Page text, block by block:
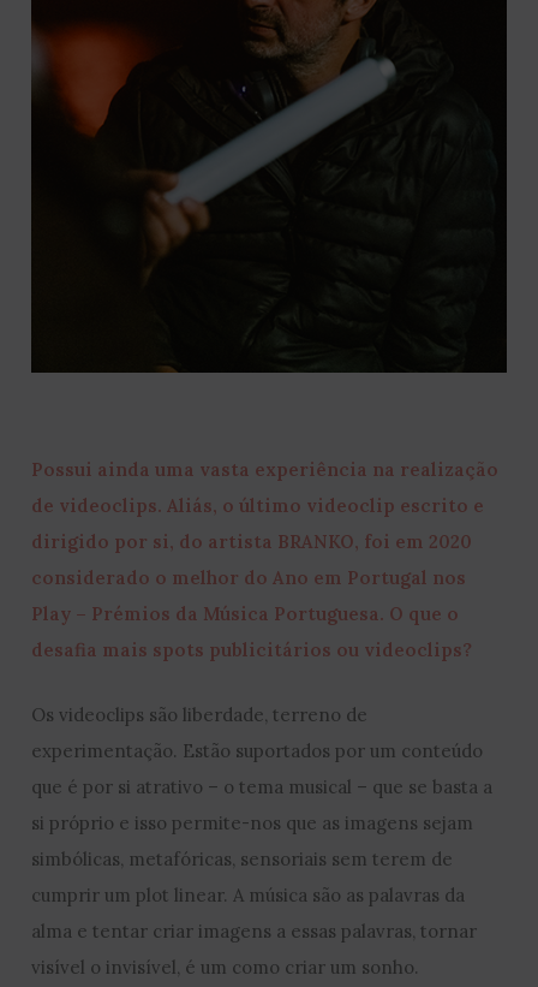
Possui ainda uma vasta experiência na realização
de videoclips. Aliás, o último videoclip escrito e
dirigido por si, do artista BRANKO, foi em 2020
considerado o melhor do Ano em Portugal nos
Play – Prémios da Música Portuguesa. O que o
desafia mais spots publicitários ou videoclips?
Os videoclips são liberdade, terreno de
experimentação. Estão suportados por um conteúdo
que é por si atrativo – o tema musical – que se basta a
si próprio e isso permite-nos que as imagens sejam
simbólicas, metafóricas, sensoriais sem terem de
cumprir um plot linear. A música são as palavras da
alma e tentar criar imagens a essas palavras, tornar
visível o invisível, é um como criar um sonho.